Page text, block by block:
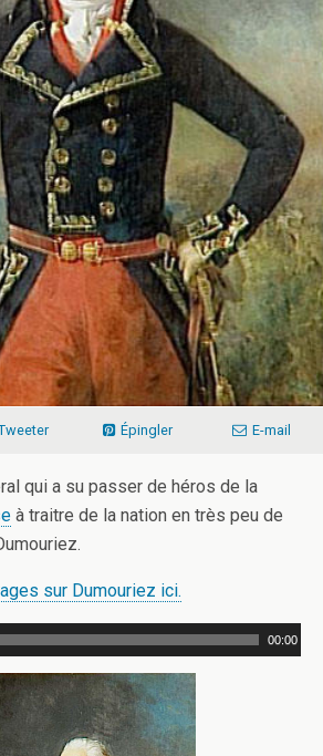
Épingler E-mail
qui a su passer de héros de la
à traitre de la nation en très peu de
sur Dumouriez ici.
00:00